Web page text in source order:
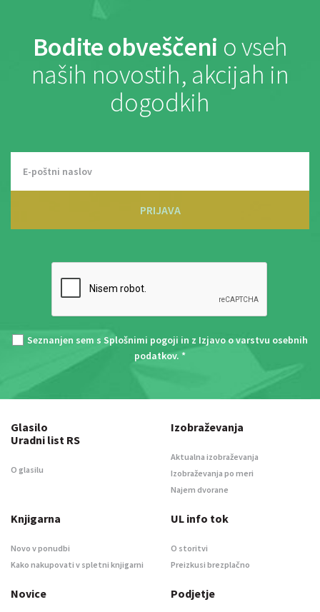
Bodite obveščeni o vseh
naših novostih, akcijah in
dogodkih
PRIJAVA
Seznanjen sem s Splošnimi pogoji in z Izjavo o varstvu osebnih
podatkov. *
Glasilo
Uradni list RS
O glasilu
Izobraževanja
Aktualna izobraževanja
Izobraževanja po meri
Najem dvorane
Knjigarna
Novo v ponudbi
Kako nakupovati v spletni knjigarni
UL info tok
O storitvi
Preizkusi brezplačno
Novice Podjetje